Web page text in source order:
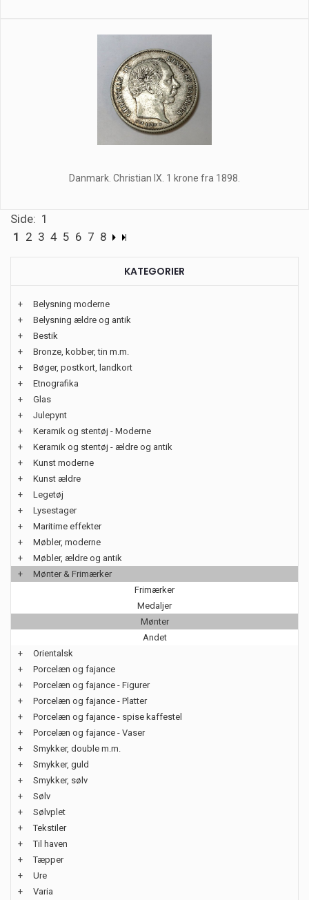
Danmark. Christian IX. 1 krone fra 1898.
Side: 1
1 2 3 4 5 6 7 8
KATEGORIER
+
Belysning moderne
+
Belysning ældre og antik
+
Bestik
+
Bronze, kobber, tin m.m.
+
Bøger, postkort, landkort
+
Etnografika
+
Glas
+
Julepynt
+
Keramik og stentøj - Moderne
+
Keramik og stentøj - ældre og antik
+
Kunst moderne
+
Kunst ældre
+
Legetøj
+
Lysestager
+
Maritime effekter
+
Møbler, moderne
+
Møbler, ældre og antik
+
Mønter & Frimærker
Frimærker
Medaljer
Mønter
Andet
+
Orientalsk
+
Porcelæn og fajance
+
Porcelæn og fajance - Figurer
+
Porcelæn og fajance - Platter
+
Porcelæn og fajance - spise kaffestel
+
Porcelæn og fajance - Vaser
+
Smykker, double m.m.
+
Smykker, guld
+
Smykker, sølv
+
Sølv
+
Sølvplet
+
Tekstiler
+
Til haven
+
Tæpper
+
Ure
+
Varia